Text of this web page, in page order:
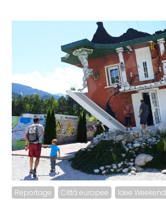
Reportage Città europee Idee Weekend